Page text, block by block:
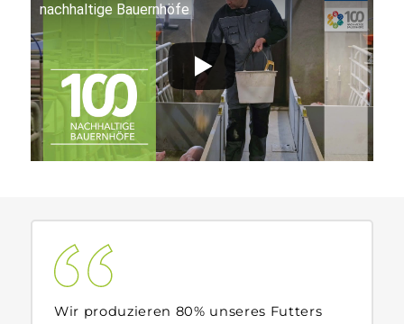
nachhaltige Bauernhöfe
Wir produzieren 80% unseres Futters